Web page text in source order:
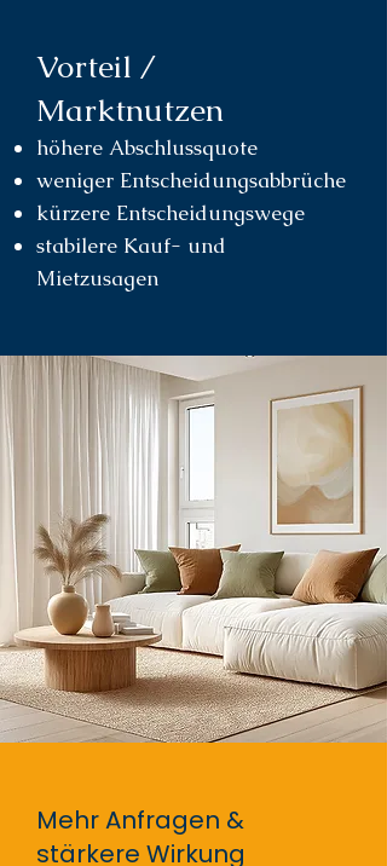
Vorteil /
Marktnutzen
höhere Abschlussquote
weniger Entscheidungsabbrüche
kürzere Entscheidungswege
stabilere Kauf- und
Mietzusagen
Mehr Anfragen &
stärkere Wirkung